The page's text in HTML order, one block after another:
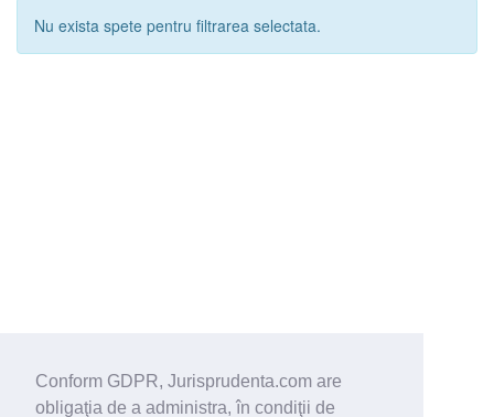
Conform GDPR, Jurisprudenta.com are
obligaţia de a administra, în condiţii de
Nu exista spete pentru filtrarea selectata.